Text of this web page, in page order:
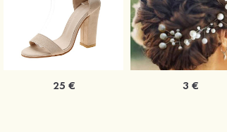
25 € 3 €